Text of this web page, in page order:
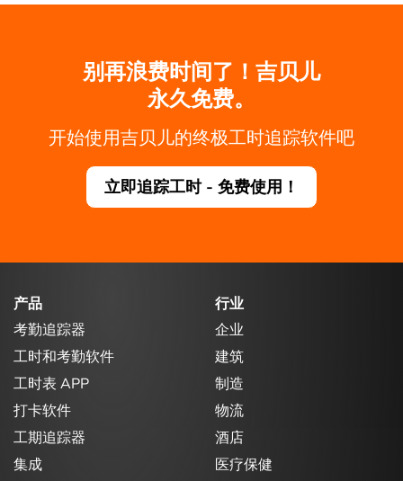
别再浪费时间了！吉贝儿
永久免费。
开始使用吉贝儿的终极工时追踪软件吧
立即追踪工时 - 免费使用！
产品
考勤追踪器
工时和考勤软件
工时表 APP
打卡软件
工期追踪器
集成
行业
企业
建筑
制造
物流
酒店
医疗保健